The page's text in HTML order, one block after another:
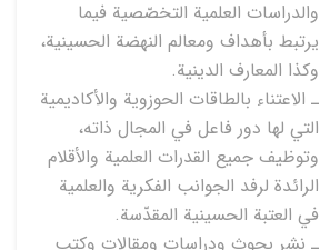
والدراسات العلمية التخصّصية فيما
يرتبط بأهداف ومعالم النهضة الحسينية،
وكذا المعارف الدينية.
ـ الاعتناء بالطاقات الحوزوية والأكاديمية
التي لها دور فاعل في المجال ذاته،
وتوظيف جميع القدرات العلمية والأقلام
الرائدة لرفد الجوانب الفكرية والعلمية
في العتبة الحسينية المقدّسة.
ـ نشر بحوث ودراسات ومقالات وكتب